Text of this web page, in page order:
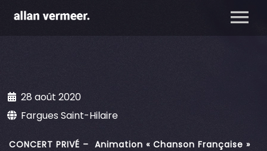
28 août 2020
Fargues Saint-Hilaire
CONCERT PRIVÉ – Animation « Chanson Française »